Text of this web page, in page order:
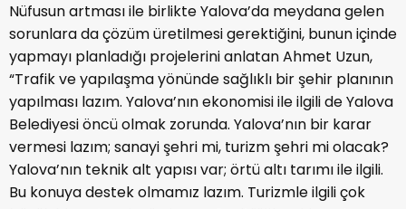
Nüfusun artması ile birlikte Yalova’da meydana gelen
sorunlara da çözüm üretilmesi gerektiğini, bunun içinde
yapmayı planladığı projelerini anlatan Ahmet Uzun,
“Trafik ve yapılaşma yönünde sağlıklı bir şehir planının
yapılması lazım. Yalova’nın ekonomisi ile ilgili de Yalova
Belediyesi öncü olmak zorunda. Yalova’nın bir karar
vermesi lazım; sanayi şehri mi, turizm şehri mi olacak?
Yalova’nın teknik alt yapısı var; örtü altı tarımı ile ilgili.
Bu konuya destek olmamız lazım. Turizmle ilgili çok